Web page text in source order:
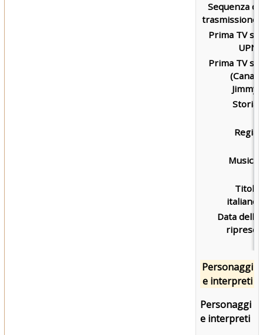
Sequenza di
trasmissione:
Prima TV su
UPN:
Prima TV su
(Canal)
Jimmy:
Storia:
Regia:
Musica:
Titolo
italiano:
Data delle
riprese:
Personaggi
e interpreti
Personaggi
e interpreti